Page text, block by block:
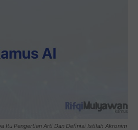
Itu Pengertian Arti Dan Definisi Istilah Akronim